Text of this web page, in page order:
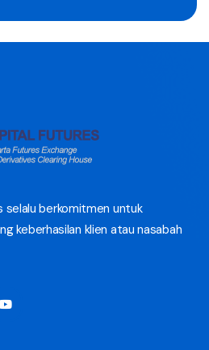
selalu berkomitmen untuk
keberhasilan klien atau nasabah